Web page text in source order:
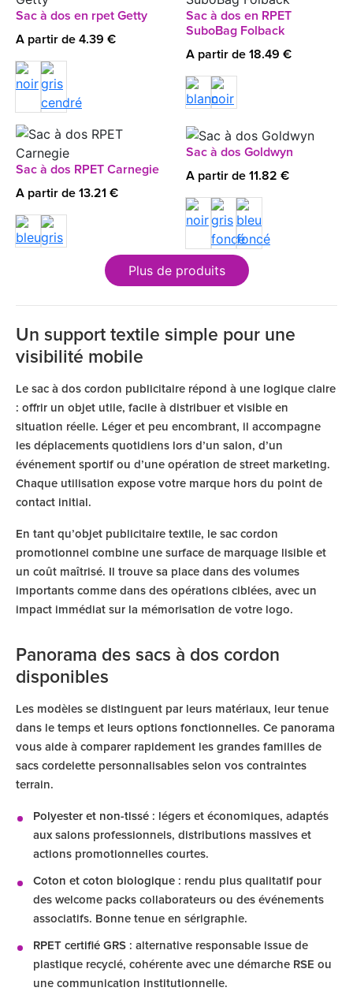
Sac à dos en rpet Getty
A partir de 4.39 €
Sac à dos en RPET
SuboBag Folback
A partir de 18.49 €
Sac à dos RPET Carnegie
A partir de 13.21 €
Sac à dos Goldwyn
A partir de 11.82 €
Plus de produits
Un support textile simple pour une
visibilité mobile
Le sac à dos cordon publicitaire répond à une logique claire
: offrir un objet utile, facile à distribuer et visible en
situation réelle. Léger et peu encombrant, il accompagne
les déplacements quotidiens lors d’un salon, d’un
événement sportif ou d’une opération de street marketing.
Chaque utilisation expose votre marque hors du point de
contact initial.
En tant qu’objet publicitaire textile, le sac cordon
promotionnel combine une surface de marquage lisible et
un coût maîtrisé. Il trouve sa place dans des volumes
importants comme dans des opérations ciblées, avec un
impact immédiat sur la mémorisation de votre logo.
Panorama des sacs à dos cordon
disponibles
Les modèles se distinguent par leurs matériaux, leur tenue
dans le temps et leurs options fonctionnelles. Ce panorama
vous aide à comparer rapidement les grandes familles de
sacs cordelette personnalisables selon vos contraintes
terrain.
Polyester et non-tissé : légers et économiques, adaptés
aux salons professionnels, distributions massives et
actions promotionnelles courtes.
Coton et coton biologique : rendu plus qualitatif pour
des welcome packs collaborateurs ou des événements
associatifs. Bonne tenue en sérigraphie.
RPET certifié GRS : alternative responsable issue de
plastique recyclé, cohérente avec une démarche RSE ou
une communication institutionnelle.